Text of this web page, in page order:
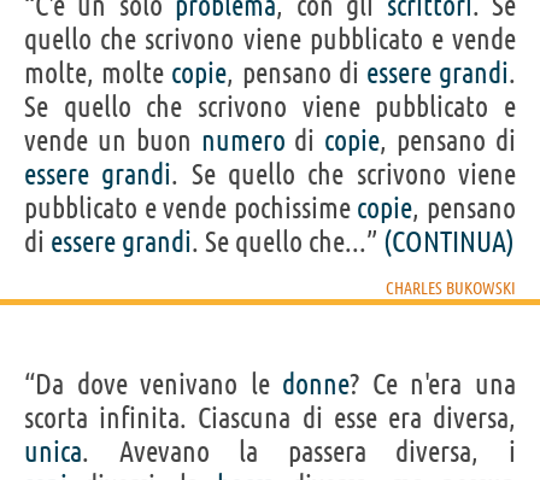
quello che scrivono viene pubblicato e vende
molte, molte copie, pensano di essere grandi.
Se quello che scrivono viene pubblicato e
vende un buon numero di copie, pensano di
essere grandi. Se quello che scrivono viene
pubblicato e vende pochissime copie, pensano
di essere grandi. Se quello che...” (CONTINUA)
CHARLES BUKOWSKI
“Da dove venivano le donne? Ce n'era una
scorta infinita. Ciascuna di esse era diversa,
unica. Avevano la passera diversa, i